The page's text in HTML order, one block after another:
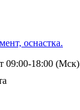
оснастка.
09:00-18:00 (Мск)